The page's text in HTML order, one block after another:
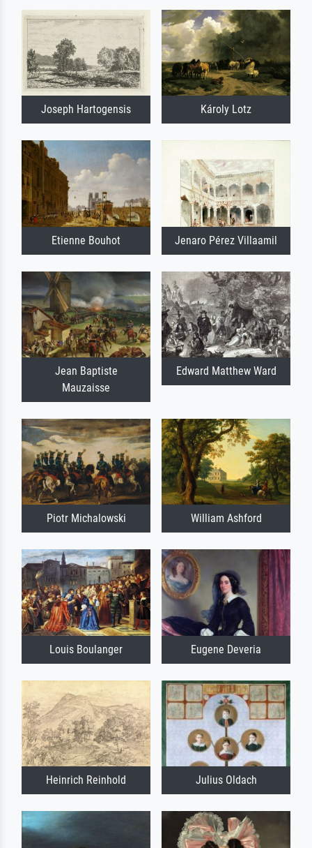
Joseph Hartogensis Károly Lotz
Etienne Bouhot Jenaro Pérez Villaamil
Jean Baptiste
Mauzaisse
Edward Matthew Ward
Piotr Michalowski William Ashford
Louis Boulanger Eugene Deveria
Heinrich Reinhold Julius Oldach